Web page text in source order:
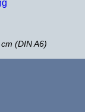
(DIN A6)